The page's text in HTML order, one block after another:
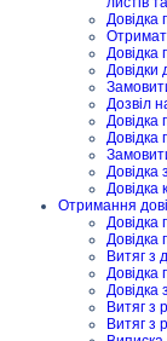
Довідка
Довідка
Довідки
Дозвіл
Довідка
Довідка
Довідка
Довідка
Отримання
Довідка
Довідка
Витяг з
Довідка
Довідка
Витяг з
Витяг з